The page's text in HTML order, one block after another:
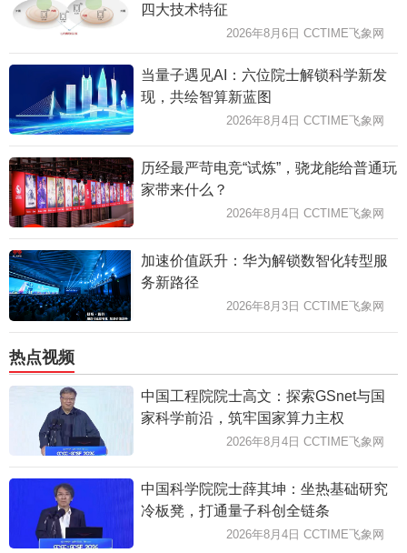
四大技术特征
2026年8月6日 CCTIME飞象网
当量子遇见AI：六位院士解锁科学新发
现，共绘智算新蓝图
2026年8月4日 CCTIME飞象网
历经最严苛电竞“试炼”，骁龙能给普通玩
家带来什么？
2026年8月4日 CCTIME飞象网
加速价值跃升：华为解锁数智化转型服
务新路径
2026年8月3日 CCTIME飞象网
热点视频
中国工程院院士高文：探索GSnet与国
家科学前沿，筑牢国家算力主权
2026年8月4日 CCTIME飞象网
中国科学院院士薛其坤：坐热基础研究
冷板凳，打通量子科创全链条
2026年8月4日 CCTIME飞象网